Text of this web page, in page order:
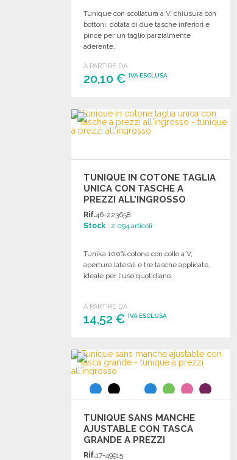
Tunique con scollatura a V, chiusura con
bottoni, dotata di due tasche inferiori e
pince per un taglio parzialmente
aderente.
A PARTIRE DA
20,10 € IVA ESCLUSA
Richiedi un preventivo
TUNIQUE IN COTONE TAGLIA
UNICA CON TASCHE A
PREZZI ALL'INGROSSO
Rif.46-223658
Stock : 2 094 articoli
Tunika 100% cotone con collo a V,
aperture laterali e tre tasche applicate,
ideale per l'uso quotidiano.
A PARTIRE DA
14,52 € IVA ESCLUSA
Richiedi un preventivo
TUNIQUE SANS MANCHE
AJUSTABLE CON TASCA
GRANDE A PREZZI
ALL'INGROSSO
Rif.17-49915